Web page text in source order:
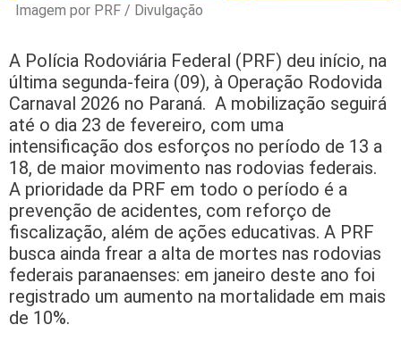
Imagem por PRF / Divulgação
A Polícia Rodoviária Federal (PRF) deu início, na
última segunda-feira (09), à Operação Rodovida
Carnaval 2026 no Paraná. A mobilização seguirá
até o dia 23 de fevereiro, com uma
intensificação dos esforços no período de 13 a
18, de maior movimento nas rodovias federais.
A prioridade da PRF em todo o período é a
prevenção de acidentes, com reforço de
fiscalização, além de ações educativas. A PRF
busca ainda frear a alta de mortes nas rodovias
federais paranaenses: em janeiro deste ano foi
registrado um aumento na mortalidade em mais
de 10%.